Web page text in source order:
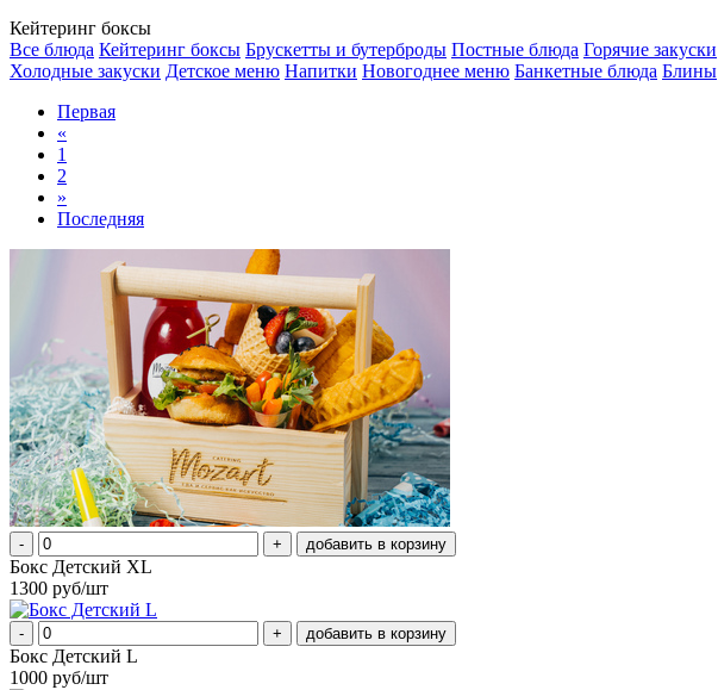
Кейтеринг боксы
Все блюда Кейтеринг боксы Брускетты и бутерброды Постные блюда Горячие закуски
Холодные закуски Детское меню Напитки Новогоднее меню Банкетные блюда Блины
Первая
«
1
2
»
Последняя
- +
Бокс Детский XL
1300 руб/шт
- +
Бокс Детский L
1000 руб/шт